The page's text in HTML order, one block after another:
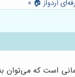
آردواز 🏠 »
است که